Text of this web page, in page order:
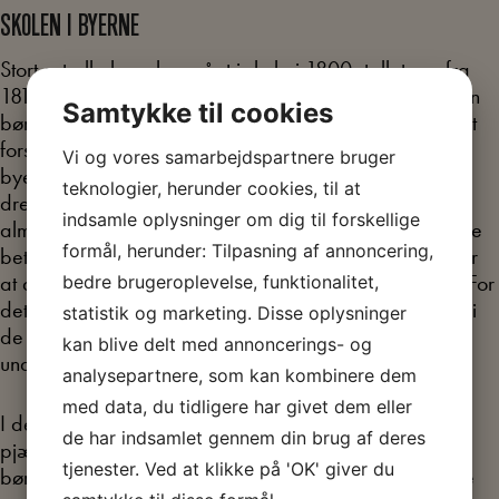
SKOLEN I BYERNE
Stort set alle børn har gået i skole i 1800- tallet, og fra
1814 er 7 års undervisningspligt blevet lovbestemt. Men
børnenes oplevelser og erfaringer fra skoletiden er vidt
forskellige, og forskellen på landsbyskolen og skolen i
byen er meget fremtrædende. På landet går piger og
drenge i samme klasse, men i byerne er det mest
almindeligt at de bliver delt. Der er mange flere private
betalingsskoler i byerne end på landet, og det betyder
at de sociale forskelle i byerne bliver meget tydelige. For
det er kun de mere velstillede forældres børn, der går i
de private skoler, hvor undervisningen er bedre og
undervisningstiden længere.
I de betalingsfrie skoler er der også meget mere
pjækkeri, og det hænger sammen med at mange af
børnene må arbejde ved siden af skolen, for at hjælpe
Samtykke til cookies
Vi og vores samarbejdspartnere bruger
teknologier, herunder cookies, til at
indsamle oplysninger om dig til forskellige
formål, herunder: Tilpasning af annoncering,
bedre brugeroplevelse, funktionalitet,
statistik og marketing. Disse oplysninger
kan blive delt med annoncerings- og
analysepartnere, som kan kombinere dem
med data, du tidligere har givet dem eller
de har indsamlet gennem din brug af deres
tjenester. Ved at klikke på 'OK' giver du